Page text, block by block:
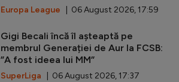
Europa League | 06 August 2026, 17:59
Gigi Becali încă îl așteaptă pe
membrul Generației de Aur la FCSB:
”A fost ideea lui MM”
SuperLiga | 06 August 2026, 17:37